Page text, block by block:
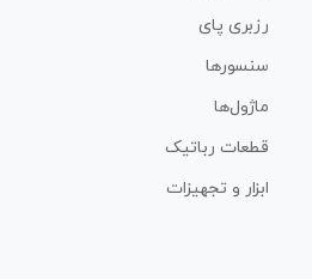
رزبری پای
سنسورها
ماژول‌ها
قطعات رباتیک
ابزار و تجهیزات